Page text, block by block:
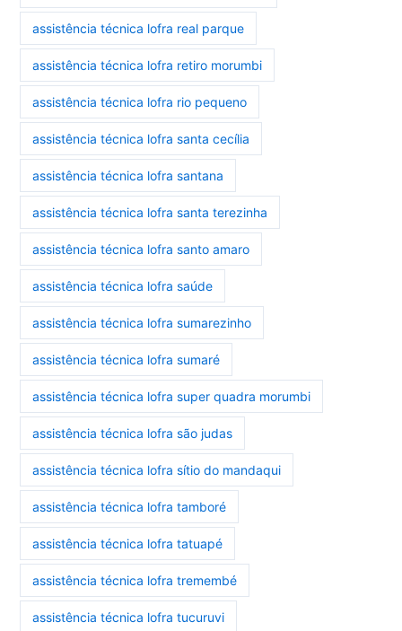
assistência técnica lofra real parque
assistência técnica lofra retiro morumbi
assistência técnica lofra rio pequeno
assistência técnica lofra santa cecília
assistência técnica lofra santana
assistência técnica lofra santa terezinha
assistência técnica lofra santo amaro
assistência técnica lofra saúde
assistência técnica lofra sumarezinho
assistência técnica lofra sumaré
assistência técnica lofra super quadra morumbi
assistência técnica lofra são judas
assistência técnica lofra sítio do mandaqui
assistência técnica lofra tamboré
assistência técnica lofra tatuapé
assistência técnica lofra tremembé
assistência técnica lofra tucuruvi